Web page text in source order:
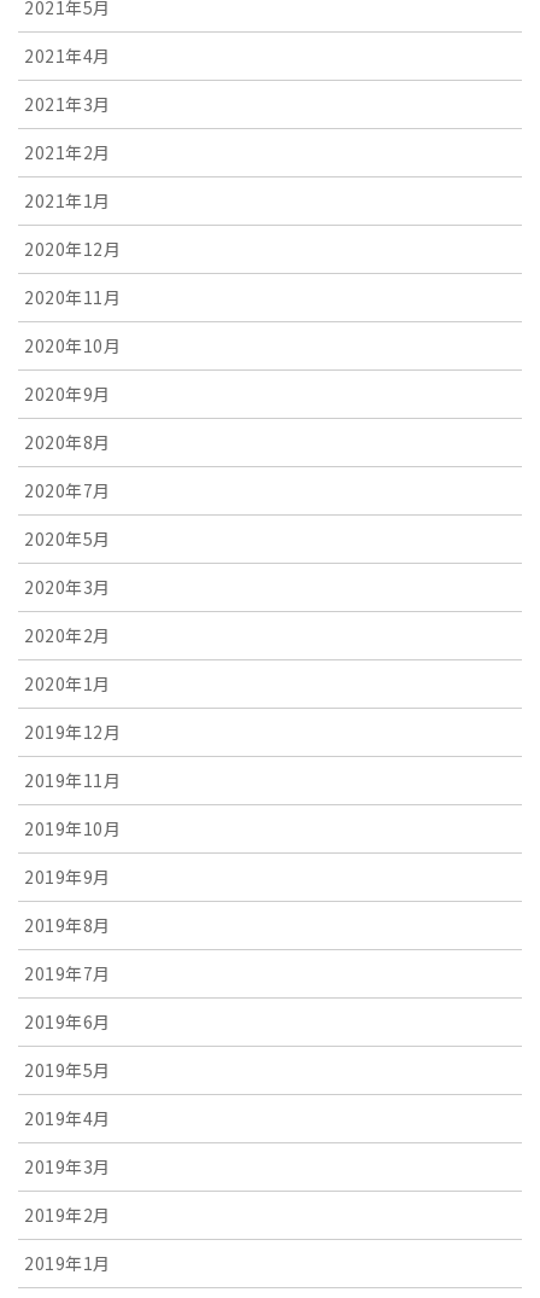
2021年5月
2021年4月
2021年3月
2021年2月
2021年1月
2020年12月
2020年11月
2020年10月
2020年9月
2020年8月
2020年7月
2020年5月
2020年3月
2020年2月
2020年1月
2019年12月
2019年11月
2019年10月
2019年9月
2019年8月
2019年7月
2019年6月
2019年5月
2019年4月
2019年3月
2019年2月
2019年1月